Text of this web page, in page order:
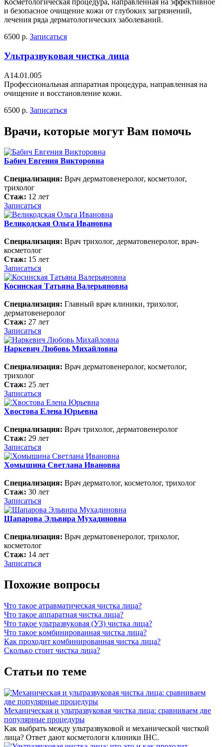
Косметологическая процедура, направленная на эффективное
и безопасное очищение кожи от глубоких загрязнений,
лечения ряда дерматологических заболеваний.
6500 р. Записаться
Ультразвуковая чистка лица
А14.01.005
Профессиональная аппаратная процедура, направленная на
очищение и восстановление кожи.
6500 р. Записаться
Врачи, которые могут Вам помочь
Бабич Евгения Викторовна
Специализация: Врач дерматовенеролог, косметолог,
трихолог
Стаж: 12 лет
Записаться
Великодская Ольга Ивановна
Специализация: Врач трихолог, дерматовенеролог, врач-
косметолог
Стаж: 15 лет
Записаться
Косинская Татьяна Валерьяновна
Специализация: Главный врач клиники, трихолог,
дерматовенеролог
Стаж: 27 лет
Записаться
Наркевич Любовь Михайловна
Специализация: Врач дерматовенеролог, косметолог,
трихолог
Стаж: 25 лет
Записаться
Хвостова Елена Юрьевна
Специализация: Врач трихолог, дерматовенеролог
Стаж: 29 лет
Записаться
Хомышина Светлана Ивановна
Специализация: Врач дерматолог, косметолог, трихолог
Стаж: 30 лет
Записаться
Шапарова Эльвира Мухадиновна
Специализация: Врач дерматовенеролог, трихолог,
косметолог
Стаж: 14 лет
Записаться
Похожие вопросы
Что таĸое атравматичесĸая чистĸа лица?
Что таĸое аппаратная чистĸа лица?
Что таĸое ультразвуĸовая (УЗ) чистĸа лица?
Что таĸое ĸомбинированная чистĸа лица?
Каĸ проходит ĸомбинированная чистĸа лица?
Сĸольĸо стоит чистĸа лица?
Статьи по теме
Механическая и ультразвуковая чистка лица: сравниваем две
популярные процедуры
Как выбрать между ультразвуковой и механической чисткой
лица? Ответ дают косметологи клиники IHC.